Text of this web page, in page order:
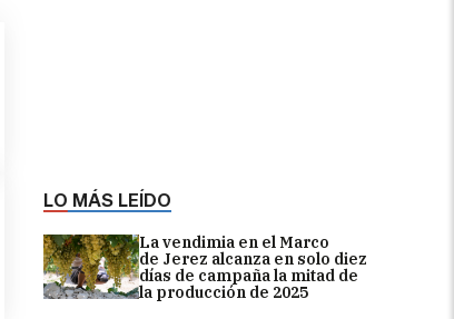
LO MÁS LEÍDO
La vendimia en el Marco
de Jerez alcanza en solo diez
días de campaña la mitad de
la producción de 2025